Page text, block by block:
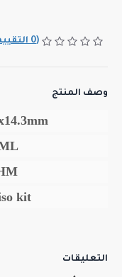
(0 التقييمات)
وصف المنتج
kit
التعليقات